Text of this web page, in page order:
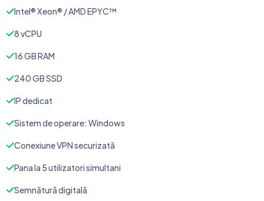
Intel® Xeon® / AMD EPYC™
8 vCPU
16 GB RAM
240 GB SSD
IP dedicat
Sistem de operare: Windows
Conexiune VPN securizată
Pana la 5 utilizatori simultani
Semnătură digitală